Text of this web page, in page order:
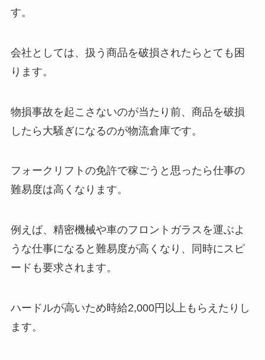
す。
会社としては、扱う商品を破損されたらとても困
ります。
物損事故を起こさないのが当たり前、商品を破損
したら大騒ぎになるのが物流倉庫です。
フォークリフトの免許で稼ごうと思ったら仕事の
難易度は高くなります。
例えば、精密機械や車のフロントガラスを運ぶよ
うな仕事になると難易度が高くなり、同時にスピ
ードも要求されます。
ハードルが高いため時給2,000円以上もらえたりし
ます。